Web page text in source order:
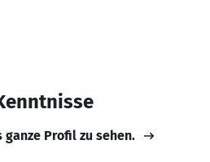
ganze Profil zu sehen.